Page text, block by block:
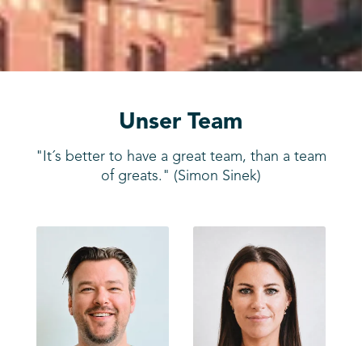
Unser Team
"It´s better to have a great team, than a team
of greats." (Simon Sinek)